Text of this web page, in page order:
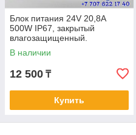
Блок питания 24V 20,8A
500W IP67, закрытый
влагозащищенный.
Трансформатор 220В-24В,
500 Ватт. Power supply 24v
В наличии
12 500 ₸
Купить